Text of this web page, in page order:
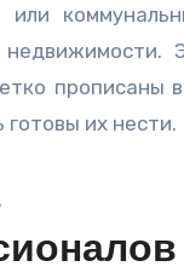
недвижимости.
прописаны
их нести.